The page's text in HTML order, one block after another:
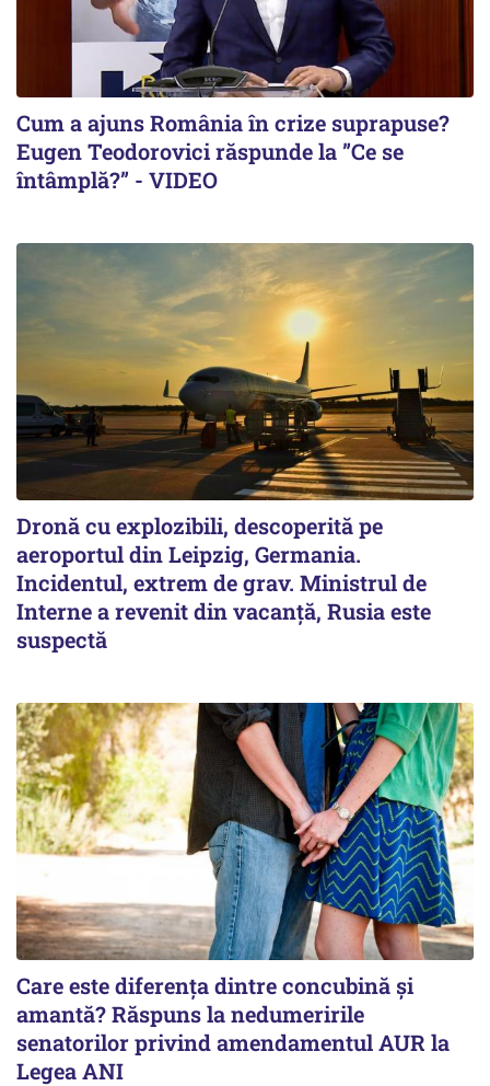
Cum a ajuns România în crize suprapuse?
Eugen Teodorovici răspunde la ”Ce se
întâmplă?” - VIDEO
Dronă cu explozibili, descoperită pe
aeroportul din Leipzig, Germania.
Incidentul, extrem de grav. Ministrul de
Interne a revenit din vacanță, Rusia este
suspectă
Care este diferența dintre concubină și
amantă? Răspuns la nedumeririle
senatorilor privind amendamentul AUR la
Legea ANI